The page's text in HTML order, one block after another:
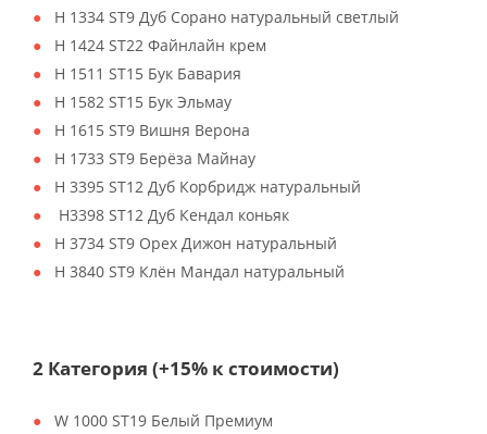
H 1334 ST9 Дуб Сорано натуральный светлый
H 1424 ST22 Файнлайн крем
H 1511 ST15 Бук Бавария
H 1582 ST15 Бук Эльмау
H 1615 ST9 Вишня Верона
H 1733 ST9 Берёза Майнау
H 3395 ST12 Дуб Корбридж натуральный
H3398 ST12 Дуб Кендал коньяк
H 3734 ST9 Орех Дижон натуральный
H 3840 ST9 Клён Мандал натуральный
2 Категория (+15% к стоимости)
W 1000 ST19 Белый Премиум